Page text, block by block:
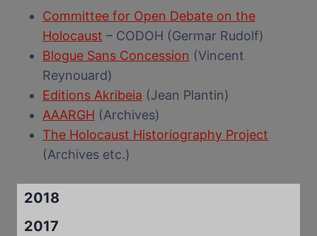
Committee for Open Debate on the
Holocaust – CODOH (Germar Rudolf)
Blogue Sans Concession (Vincent
Reynouard)
Editions Akribeia (Jean Plantin)
AAARGH (Archives)
The Holocaust Historiography Project
(Archives etc.)
2018
2017